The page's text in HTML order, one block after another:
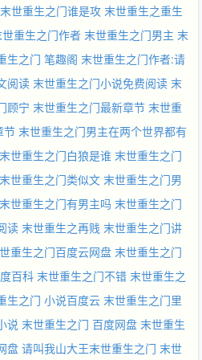
末世重生之门谁是攻 末世重生之重生
重生之门作者 末世重生之门男主 末
生之门 笔趣阁 末世重生之门作者:请
阅读 末世重生之门小说免费阅读 末
顾宁 末世重生之门最新章节 末世重
节 末世重生之门男主在两个世界都有
末世重生之门白狼是谁 末世重生之门
末世重生之门类似文 末世重生之门男
末世重生之门有男主吗 末世重生之门
读 末世重生之再贱 末世重生之门讲
重生之门百度云网盘 末世重生之门
百科 末世重生之门不错 末世重生之
生之门 小说百度云 末世重生之门里
说 末世重生之门 百度网盘 末世重生
盘 请叫我山大王末世重生之门 末世